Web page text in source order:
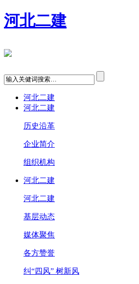
河北二建
河北二建
河北二建
历史沿革
企业简介
组织机构
河北二建
河北二建
基层动态
媒体聚焦
各方赞誉
纠“四风” 树新风